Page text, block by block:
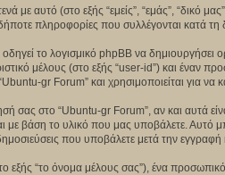
με αυτό (στο εξής “εμείς”, “εμάς”, “δικό
πληροφορίες που συλλέγονται κατά
το λογισμικό phpBB να δημιουργήσει
μέλους (στο εξής “user-id”) και έναν
gr Forum” και χρησιμοποιείται για
σας στο “Ubuntu-gr Forum”, αν και αυτά
βάση το υλικό που μας υποβάλετε. Αυτό
που υποβάλετε μετά την εγγραφή
“το όνομα μέλους σας”), ένα